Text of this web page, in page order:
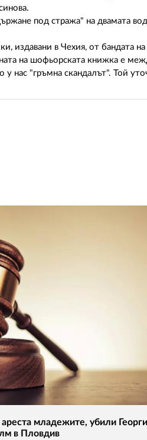
под стража" на двамата
издавани в Чехия, от бандата
на шофьорската книжка е
нас "гръмна скандалът". Той
младежите, убили
в Пловдив